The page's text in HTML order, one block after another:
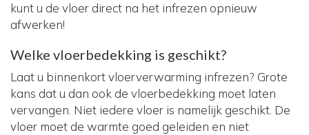
kunt u de vloer direct na het infrezen opnieuw
afwerken!
Welke vloerbedekking is geschikt?
Laat u binnenkort vloerverwarming infrezen? Grote
kans dat u dan ook de vloerbedekking moet laten
vervangen. Niet iedere vloer is namelijk geschikt. De
vloer moet de warmte goed geleiden en niet